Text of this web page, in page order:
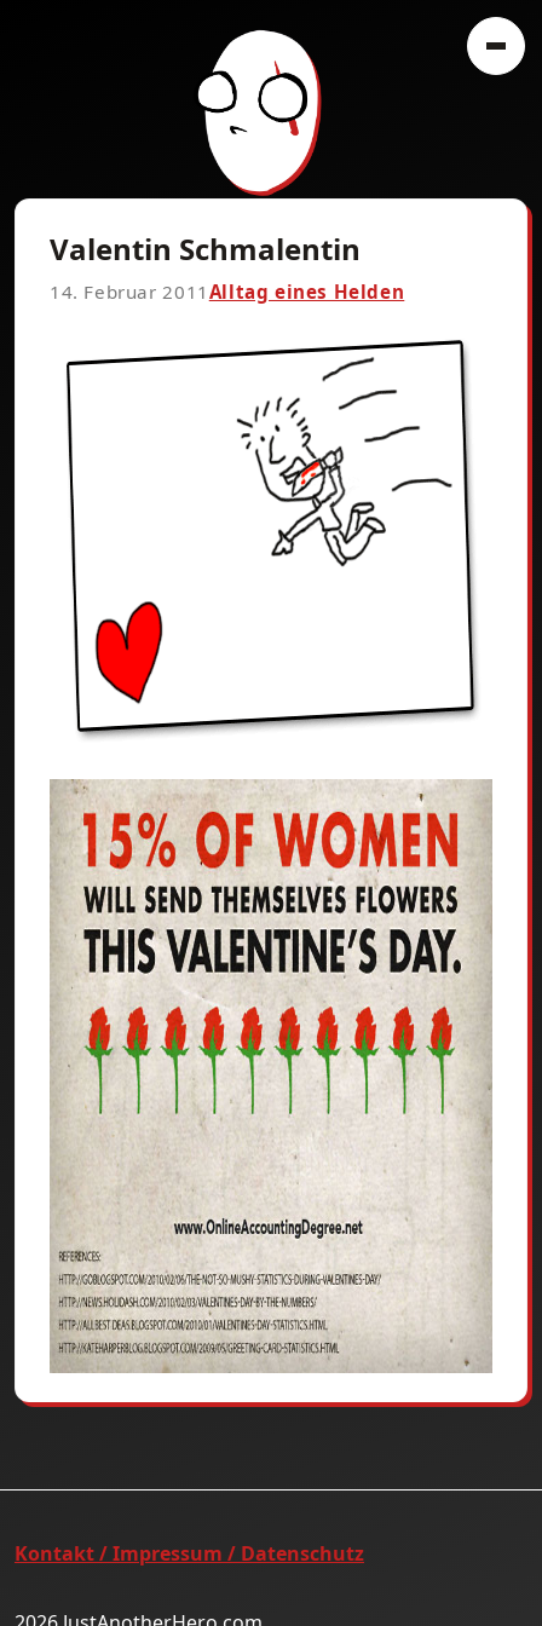
Valentin Schmalentin
14. Februar 2011 Alltag eines Helden
Kontakt / Impressum / Datenschutz